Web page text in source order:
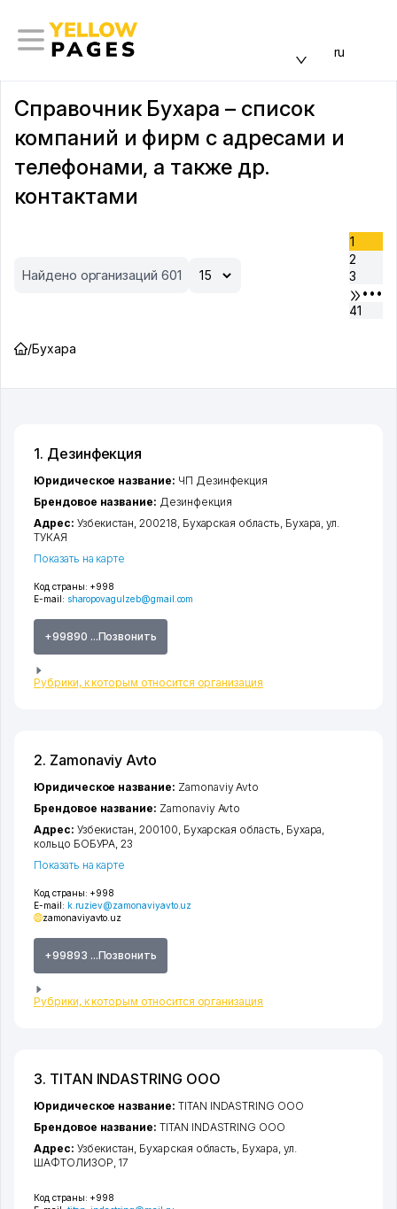
ru
Справочник Бухара – список
компаний и фирм с адресами и
телефонами, а также др.
контактами
Найдено организаций 601
1
2
3
•••
41
/Бухара
1. Дезинфекция
Код страны: +998
E-mail: sharopovagulzeb@gmail.com
+99890 ...Позвонить
Рубрики, к которым относится организация
Юридическое название: ЧП Дезинфекция
Брендовое название: Дезинфекция
Адрес: Узбекистан, 200218, Бухарская область Бухара ,ул.
ТУКАЯ
Показать на карте
2. Zamonaviy Avto
Код страны: +998
E-mail: k.ruziev@zamonaviyavto.uz
zamonaviyavto.uz
+99893 ...Позвонить
Рубрики, к которым относится организация
Юридическое название: Zamonaviy Avto
Брендовое название: Zamonaviy Avto
Адрес: Узбекистан, 200100, Бухарская область, Бухара,
кольцо БОБУРА, 23
Показать на карте
3. TITAN INDASTRING ООО
Код страны: +998
Юридическое название: TITAN INDASTRING ООО
Брендовое название: TITAN INDASTRING ООО
Адрес: Узбекистан, Бухарская область, Бухара, ул.
ШАФТОЛИЗОР, 17